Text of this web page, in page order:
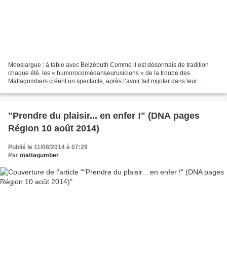
Mooslargue : à table avec Belzébuth Comme il est désormais de tradition
chaque été, les « humorocomédanseurusiciens » de la troupe des
Mattagumbers créent un spectacle, après l’avoir fait mijoter dans leur
"Prendre du plaisir... en enfer !" (DNA pages
Région 10 août 2014)
Publié le 11/08/2014 à 07:29
Par mattagumber